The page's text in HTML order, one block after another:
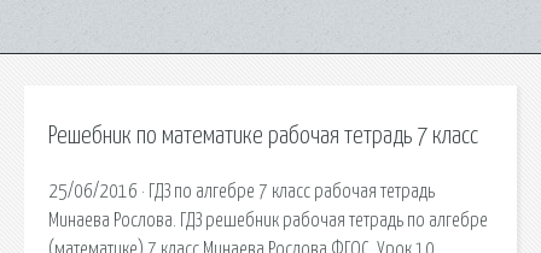
Решебник по математике рабочая тетрадь 7 класс
25/06/2016 · ГДЗ по алгебре 7 класс рабочая тетрадь
Минаева Рослова. ГДЗ решебник рабочая тетрадь по алгебре
(математике) 7 класс Минаева Рослова ФГОС. Урок 10.